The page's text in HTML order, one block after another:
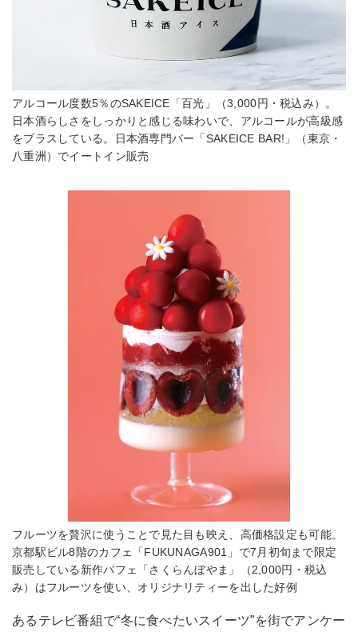
アルコール度数5％のSAKEICE「百光」（3,000円・税込み）。
日本酒らしさをしっかりと感じる味わいで、アルコールが高級感
をプラスしている。日本酒専門バー「SAKEICE BAR!」（東京・
八重洲）でイートイン販売
フルーツを贅沢に使うことで見た目も映え、高価格設定も可能。
京都駅ビル8階のカフェ「FUKUNAGA901」で7月初旬まで限定
販売している新作パフェ「さくらんぼやま」（2,000円・税込
み）はフルーツを使い、オリジナリティーを出した好例
あるテレビ番組で“冬に食べたいスイーツ”を街でアンケー